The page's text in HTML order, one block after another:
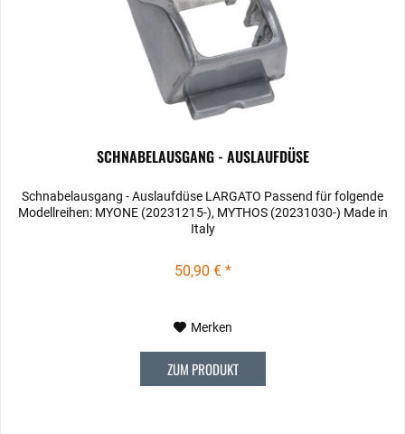
SCHNABELAUSGANG - AUSLAUFDÜSE
Schnabelausgang - Auslaufdüse LARGATO Passend für folgende
Modellreihen: MYONE (20231215-), MYTHOS (20231030-) Made in
Italy
50,90 € *
Merken
ZUM PRODUKT